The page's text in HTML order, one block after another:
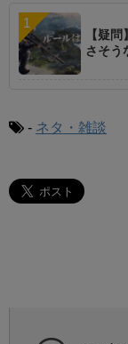
【疑
さそう
- ネタ・雑談